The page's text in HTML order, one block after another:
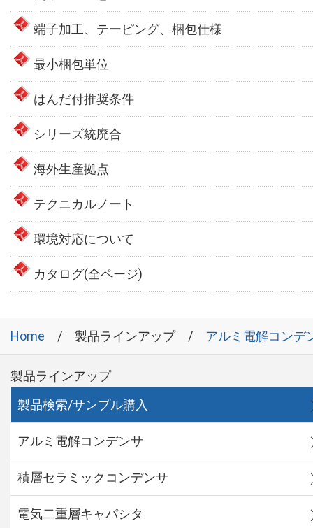
端子加工、テーピング、梱包仕様
最小梱包単位
はんだ付推奨条件
シリーズ統廃合
海外生産拠点
テクニカルノート
環境対応について
カタログ(全ページ)
Home 製品ラインアップ アルミ電解コンデ
製品ラインアップ
製品検索/サンプル購入
アルミ電解コンデンサ
積層セラミックコンデンサ
電気二重層キャパシタ